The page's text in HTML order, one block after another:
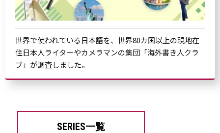
世界で使われている日本語を、世界80カ国以上の現地在
住日本人ライターやカメラマンの集団「海外書き人クラ
ブ」が調査しました。
SERIES一覧